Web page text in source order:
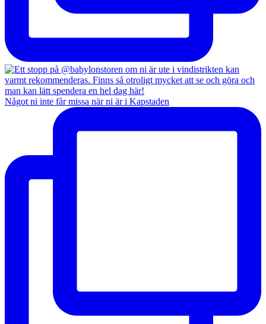
Något ni inte får missa när ni är i Kapstaden